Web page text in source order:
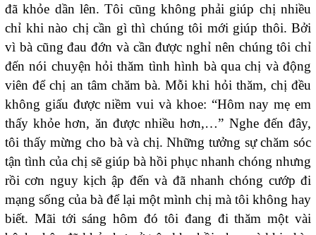
đã khỏe dần lên. Tôi cũng không phải giúp chị nhiều
chỉ khi nào chị cần gì thì chúng tôi mới giúp thôi. Bởi
vì bà cũng đau đớn và cần được nghỉ nên chúng tôi chỉ
đến nói chuyện hỏi thăm tình hình bà qua chị và động
viên để chị an tâm chăm bà. Mỗi khi hỏi thăm, chị đều
không giấu được niềm vui và khoe: “Hôm nay mẹ em
thấy khỏe hơn, ăn được nhiều hơn,…” Nghe đến đây,
tôi thấy mừng cho bà và chị. Những tưởng sự chăm sóc
tận tình của chị sẽ giúp bà hồi phục nhanh chóng nhưng
rồi cơn nguy kịch ập đến và đã nhanh chóng cướp đi
mạng sống của bà để lại một mình chị mà tôi không hay
biết. Mãi tới sáng hôm đó tôi đang đi thăm một vài